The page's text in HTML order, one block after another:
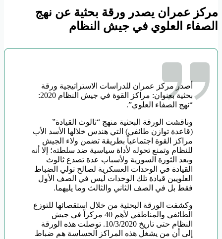
مركز عمران يصدر ورقة بحثية عن نهج
الصفاء العلوي في جيش النظام
أصدر مركز عمران للدراسات الاستراتيجية ورقة
بحثية بعنوان: مراكز القوة في جيش النظام 2020:
“نهج الصفاء العلوي”.
وناقشت الورقة البحثية منهج “ثالوث القيادة”
(قاعدة توازن طائفي) التي هندس خلالها الأسد الأب
مراكز القوة اجتماعياً بطريقة تضمن ولاء الجيش
للنظام وتمنع تحوله لأداة سياسية ضد سلطته؛ إلا أنه
وبعد الثورة السورية ولأسباب عدة تصدع ثالوث
القيادة في الوحدات العسكرية لصالح تولي الضباط
العلويين قيادة تلك الوحدات ليس في الصف الأول
فقط بل في الصف الثاني والثالث وما يليهما.
وكشفت الورقة البحثية من خلال استقصائها للتوزع
الطائفي والمناطقي لأهم 40 مركزاً في جيش
النظام حتى تاريخ 10/3/2020. توصلت هذه الورقة
إلى أن من يشغل هذه المراكز الحساسة هم ضباط